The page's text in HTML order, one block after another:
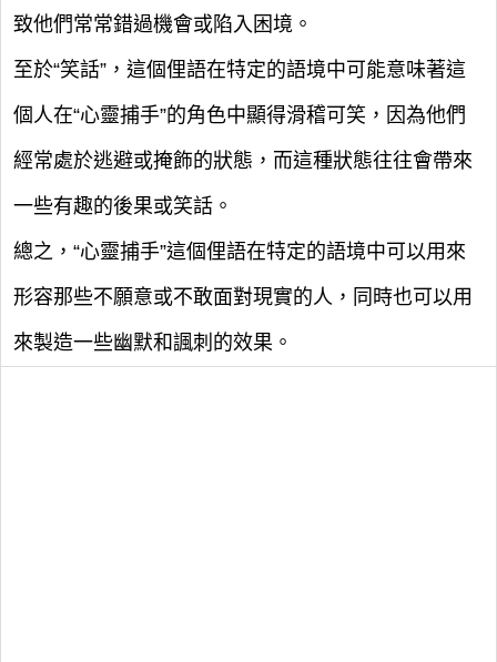
致他們常常錯過機會或陷入困境。
至於“笑話”，這個俚語在特定的語境中可能意味著這
個人在“心靈捕手”的角色中顯得滑稽可笑，因為他們
經常處於逃避或掩飾的狀態，而這種狀態往往會帶來
一些有趣的後果或笑話。
總之，“心靈捕手”這個俚語在特定的語境中可以用來
形容那些不願意或不敢面對現實的人，同時也可以用
來製造一些幽默和諷刺的效果。